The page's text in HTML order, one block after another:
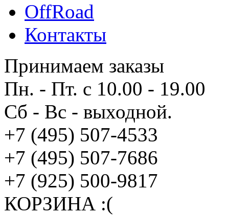
OffRoad
Контакты
Принимаем заказы
Пн. - Пт. с 10.00 - 19.00
Сб - Вс - выходной.
+7 (495) 507-4533
+7 (495) 507-7686
+7 (925) 500-9817
КОРЗИНА :(